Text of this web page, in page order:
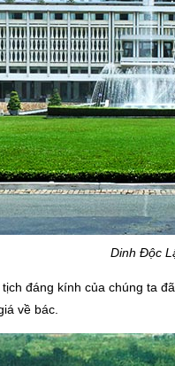
Dinh Độc
đáng kính của chúng ta
về bác.